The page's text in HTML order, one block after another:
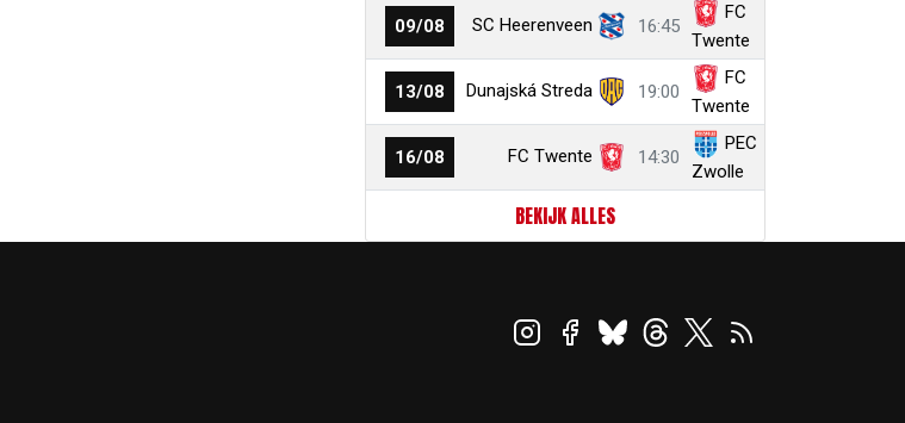
09/08 SC Heerenveen 16:45
FC
Twente
13/08 Dunajská Streda 19:00
FC
Twente
16/08 FC Twente 14:30
PEC
Zwolle
BEKIJK ALLES